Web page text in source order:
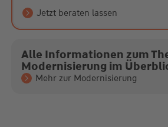
Jetzt beraten lassen
Alle Informationen zum
Modernisierung im
Mehr zur Modernisierung